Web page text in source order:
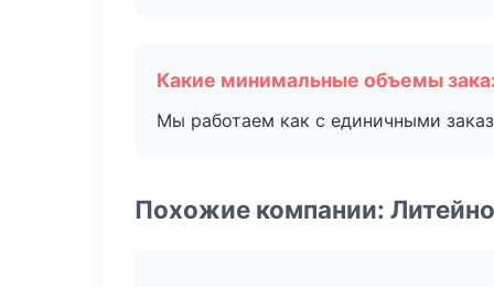
Какие минимальные объемы
Мы работаем как с единичными
Похожие компании: